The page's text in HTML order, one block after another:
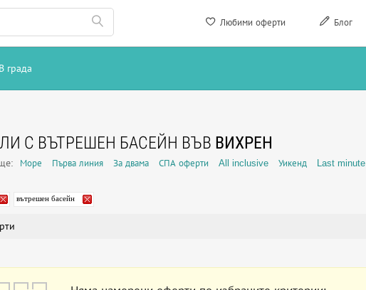
Любими оферти Блог
В града
С ВЪТРЕШЕН БАСЕЙН ВЪВ ВИХРЕН
Море Първа линия За двама СПА оферти All inclusive Уикенд Last minute
вътрешен басейн